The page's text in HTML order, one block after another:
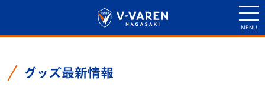
グッズ最新情報